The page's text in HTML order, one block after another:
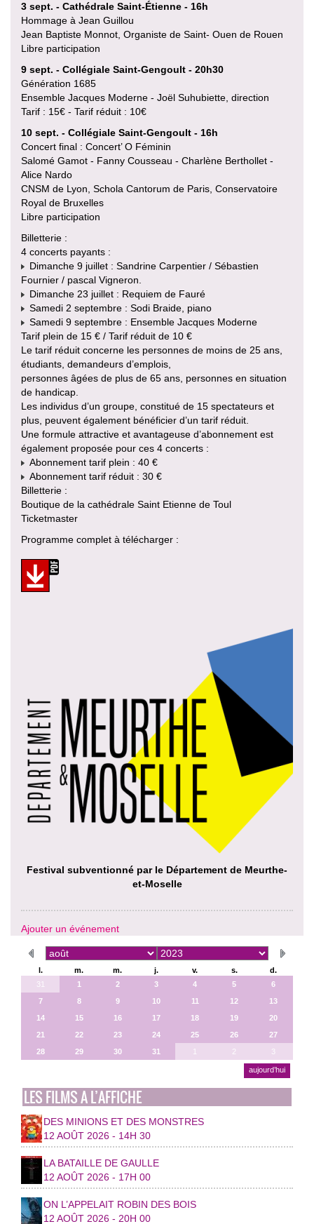
3 sept. - Cathédrale Saint-Étienne - 16h
Hommage à Jean Guillou
Jean Baptiste Monnot, Organiste de Saint- Ouen de Rouen
Libre participation
9 sept. - Collégiale Saint-Gengoult - 20h30
Génération 1685
Ensemble Jacques Moderne - Joël Suhubiette, direction
Tarif : 15€ - Tarif réduit : 10€
10 sept. - Collégiale Saint-Gengoult - 16h
Concert final : Concert’ O Féminin
Salomé Gamot - Fanny Cousseau - Charlène Berthollet -
Alice Nardo
CNSM de Lyon, Schola Cantorum de Paris, Conservatoire
Royal de Bruxelles
Libre participation
Billetterie :
4 concerts payants :
Dimanche 9 juillet : Sandrine Carpentier / Sébastien
Fournier / pascal Vigneron.
Dimanche 23 juillet : Requiem de Fauré
Samedi 2 septembre : Sodi Braide, piano
Samedi 9 septembre : Ensemble Jacques Moderne
Tarif plein de 15 € / Tarif réduit de 10 €
Le tarif réduit concerne les personnes de moins de 25 ans,
étudiants, demandeurs d’emplois,
personnes âgées de plus de 65 ans, personnes en situation
de handicap.
Les individus d’un groupe, constitué de 15 spectateurs et
plus, peuvent également bénéficier d’un tarif réduit.
Une formule attractive et avantageuse d’abonnement est
également proposée pour ces 4 concerts :
Abonnement tarif plein : 40 €
Abonnement tarif réduit : 30 €
Billetterie :
Boutique de la cathédrale Saint Etienne de Toul
Ticketmaster
Programme complet à télécharger :
Festival subventionné par le Département de Meurthe-
et-Moselle
Ajouter un événement
l. m. m. j. v. s.
d.
31
1 2 3 4 5
6
7
8 9 10 11 12
13
14
15 16 17 18 19
20
21
22 23 24 25 26
27
28
29 30 31 1 2 3
aujourd’hui
LES FILMS A L’AFFICHE
DES MINIONS ET DES MONSTRES
12 AOÛT 2026 - 14H 30
LA BATAILLE DE GAULLE
12 AOÛT 2026 - 17H 00
ON L’APPELAIT ROBIN DES BOIS
12 AOÛT 2026 - 20H 00